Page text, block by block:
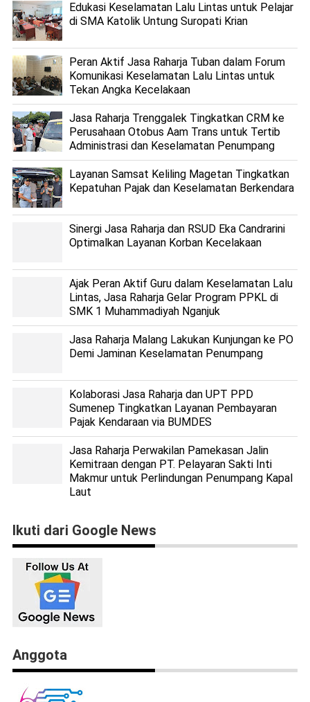
Edukasi Keselamatan Lalu Lintas untuk Pelajar
di SMA Katolik Untung Suropati Krian
Peran Aktif Jasa Raharja Tuban dalam Forum
Komunikasi Keselamatan Lalu Lintas untuk
Tekan Angka Kecelakaan
Jasa Raharja Trenggalek Tingkatkan CRM ke
Perusahaan Otobus Aam Trans untuk Tertib
Administrasi dan Keselamatan Penumpang
Layanan Samsat Keliling Magetan Tingkatkan
Kepatuhan Pajak dan Keselamatan Berkendara
Sinergi Jasa Raharja dan RSUD Eka Candrarini
Optimalkan Layanan Korban Kecelakaan
Ajak Peran Aktif Guru dalam Keselamatan Lalu
Lintas, Jasa Raharja Gelar Program PPKL di
SMK 1 Muhammadiyah Nganjuk
Jasa Raharja Malang Lakukan Kunjungan ke PO
Demi Jaminan Keselamatan Penumpang
Kolaborasi Jasa Raharja dan UPT PPD
Sumenep Tingkatkan Layanan Pembayaran
Pajak Kendaraan via BUMDES
Jasa Raharja Perwakilan Pamekasan Jalin
Kemitraan dengan PT. Pelayaran Sakti Inti
Makmur untuk Perlindungan Penumpang Kapal
Laut
Ikuti dari Google News
Anggota